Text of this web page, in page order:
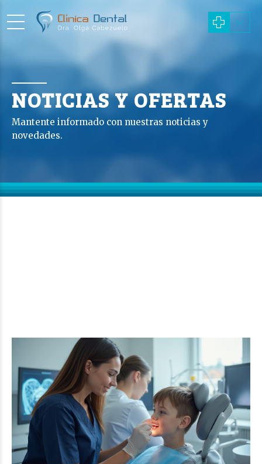
NOTICIAS Y OFERTAS
Mantente informado con nuestras noticias y
novedades.